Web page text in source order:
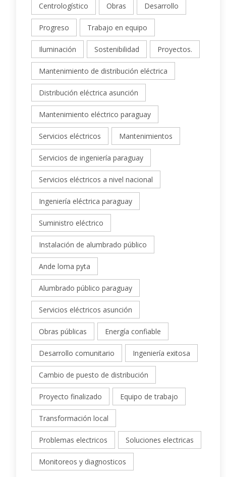
Centrologístico Obras Desarrollo
Progreso Trabajo en equipo
Iluminación Sostenibilidad Proyectos.
Mantenimiento de distribución eléctrica
Distribución eléctrica asunción
Mantenimiento eléctrico paraguay
Servicios eléctricos Mantenimientos
Servicios de ingeniería paraguay
Servicios eléctricos a nivel nacional
Ingeniería eléctrica paraguay
Suministro eléctrico
Instalación de alumbrado público
Ande loma pyta
Alumbrado público paraguay
Servicios eléctricos asunción
Obras públicas Energía confiable
Desarrollo comunitario Ingeniería exitosa
Cambio de puesto de distribución
Proyecto finalizado Equipo de trabajo
Transformación local
Problemas electricos Soluciones electricas
Monitoreos y diagnosticos